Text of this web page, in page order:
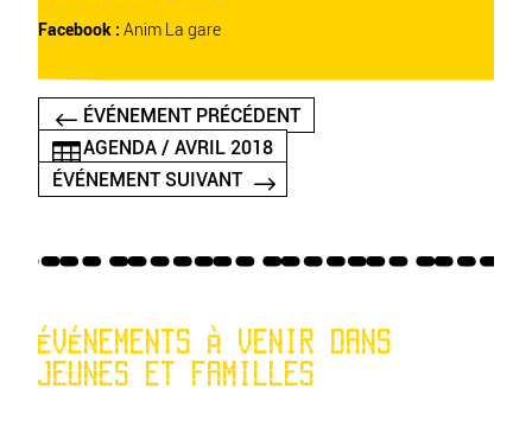
Facebook : Anim La gare
ÉVÉNEMENT PRÉCÉDENT
AGENDA / AVRIL 2018
ÉVÉNEMENT SUIVANT
ÉVÉNEMENTS À VENIR DANS
JEUNES ET FAMILLES